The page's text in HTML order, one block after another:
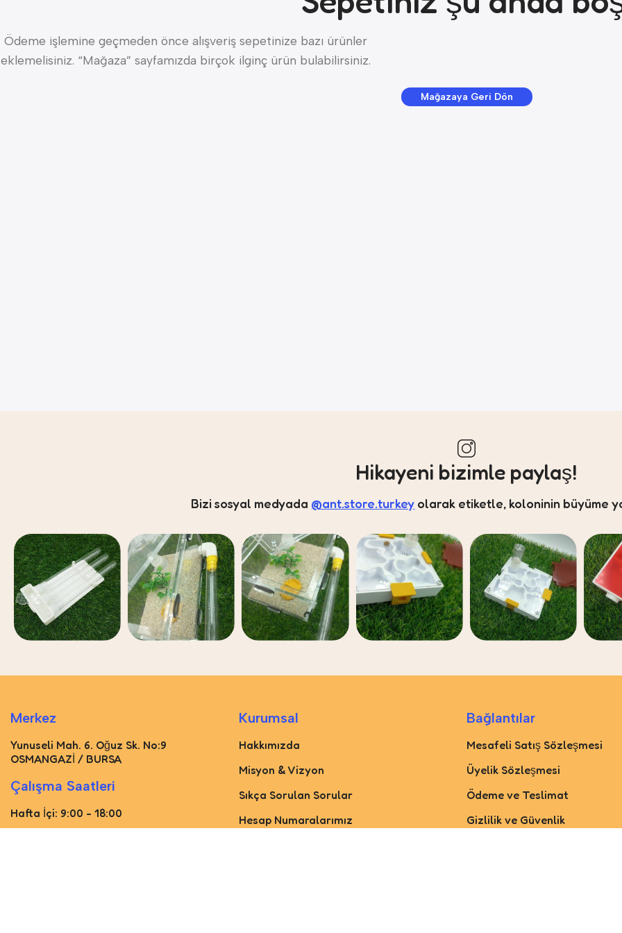
Ödeme işlemine geçmeden önce alışveriş sepetinize bazı ürünler
eklemelisiniz. “Mağaza” sayfamızda birçok ilginç ürün bulabilirsiniz.
Mağazaya Geri Dön
Hikayeni bizimle paylaş!
Bizi sosyal medyada @ant.store.turkey olarak etiketle, koloninin büyüme
Merkez
Yunuseli Mah. 6. Oğuz Sk. No:9
OSMANGAZİ / BURSA
Çalışma Saatleri
Hafta İçi: 9:00 - 18:00
Kurumsal
Hakkımızda
Misyon & Vizyon
Sıkça Sorulan Sorular
Hesap Numaralarımız
Bağlantılar
Mesafeli Satış Sözleşmesi
Üyelik Sözleşmesi
Ödeme ve Teslimat
Gizlilik ve Güvenlik